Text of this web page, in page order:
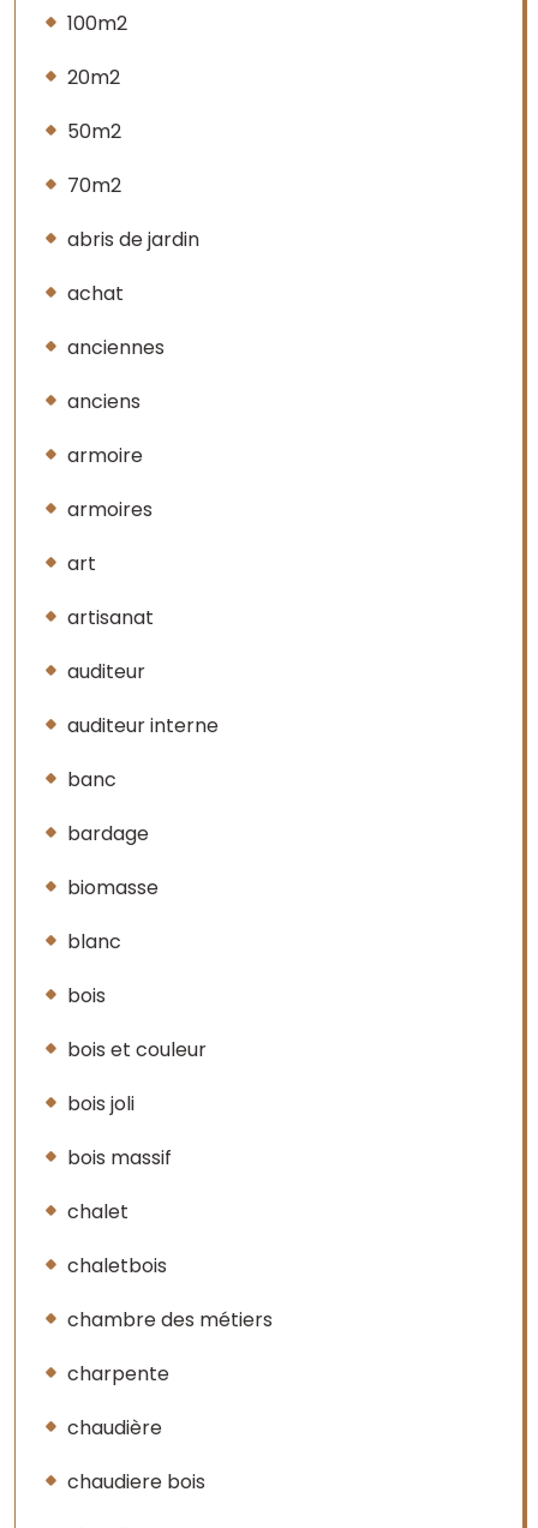
100m2
20m2
50m2
70m2
abris de jardin
achat
anciennes
anciens
armoire
armoires
art
artisanat
auditeur
auditeur interne
banc
bardage
biomasse
blanc
bois
bois et couleur
bois joli
bois massif
chalet
chaletbois
chambre des métiers
charpente
chaudière
chaudiere bois